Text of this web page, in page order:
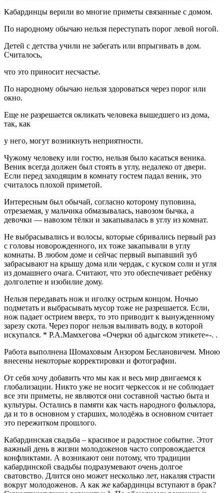
Кабардинцы верили во многие приметы связанные с домом.
По народному обычаю нельзя переступать порог левой ногой.
Детей с детства учили не забегать или впрыгивать в дом.
Считалось,
что это приносит несчастье.
По народному обычаю нельзя здороваться через порог или
окно.
Еще не разрешается окликать человека вышедшего из дома,
так, как
у него, могут возникнуть неприятности.
Чужому человеку или гостю, нельзя было касаться веника.
Веник всегда должен был стоять в углу, недалеко от двери.
Если перед заходящим в комнату гостем падал веник, это
считалось плохой приметой.
Интересным был обычай, согласно которому пуповина,
отрезаемая, у мальчика обмазывалась, навозом бычка, а
девочки — навозом тёлки и закапывалась в углу из комнат.
Не выбрасывались и волосы, которые сбривались первый раз
с головы новорожденного, их тоже закапывали в углу
комнаты. В любом доме и сейчас первый выпавший зуб
забрасывают на крышу дома или чердак, с куском соли и угля
из домашнего очага. Считают, что это обеспечивает ребёнку
долголетие и изобилие дому.
Нельзя передавать нож и иголку острым концом. Ночью
подметать и выбрасывать мусор тоже не разрешается. Если,
нож падает острием вверх, то это приводит к вынужденному
зарезу скота. Через порог нельзя выливать воду, в которой
искупался. * Р.А.Мамхегова «Очерки об адыгском этикете»-. .
Работа выполнена Шомаховым Анзором Беслановичем. Мною
внесены некоторые корректировки и фотографии.
От себя хочу добавить что мы как и весь мир двигаемся к
глобализации. Никто уже не носит черкессок и не соблюдает
все эти приметы, не являются они составной частью быта и
культуры. Остались в памяти как часть народного фольклора,
да и то в основном у старших, молодёжь в основном считает
это пережитком прошлого.
Кабардинская свадьба – красивое и радостное событие. Этот
важный день в жизни молодоженов часто сопровождается
конфликтами. А возникают они потому, что традиции
кабардинской свадьбы подразумевают очень долгое
сватовство. Длится оно может несколько лет, накаляя страсти
вокруг молодоженов. А как же кабардинцы вступают в брак?